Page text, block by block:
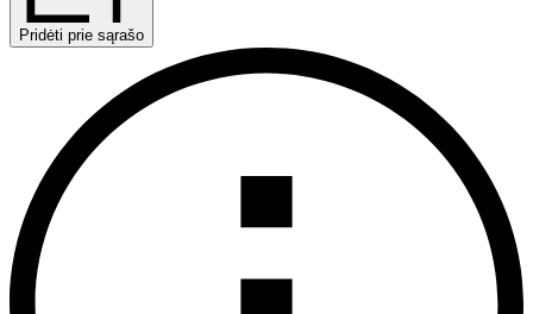
Pridėti prie sąrašo